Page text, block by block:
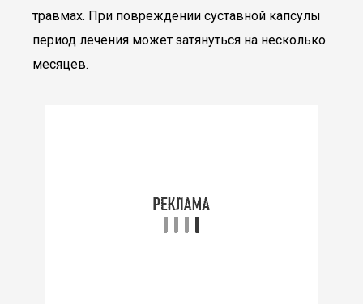
травмах. При повреждении суставной капсулы
период лечения может затянуться на несколько
месяцев.